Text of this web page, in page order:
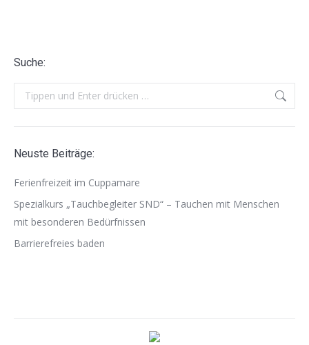
Suche:
Search:
Neuste Beiträge:
Ferienfreizeit im Cuppamare
Spezialkurs „Tauchbegleiter SND“ – Tauchen mit Menschen
mit besonderen Bedürfnissen
Barrierefreies baden